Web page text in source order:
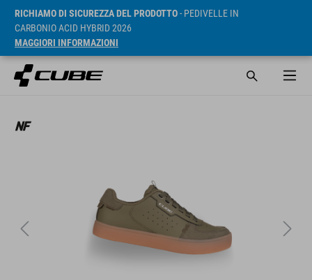
RICHIAMO DI SICUREZZA DEL PRODOTTO- PEDIVELLE IN
CARBONIO ACID HYBRID 2026
MAGGIORI INFORMAZIONI